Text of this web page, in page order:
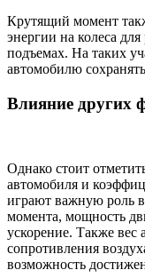
Крутящий момент
энергии на колеса
подъемах. На таких
автомобилю
Влияние других
Однако стоит
автомобиля и
играют важную роль
момента, мощность
ускорение. Также вес
сопротивления
возможность